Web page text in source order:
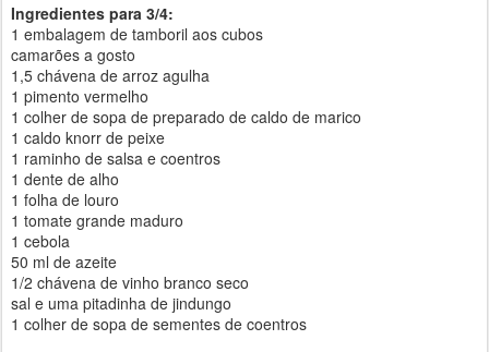
Ingredientes para 3/4:
1 embalagem de tamboril aos cubos
camarões a gosto
1,5 chávena de arroz agulha
1 pimento vermelho
1 colher de sopa de preparado de caldo de marico
1 caldo knorr de peixe
1 raminho de salsa e coentros
1 dente de alho
1 folha de louro
1 tomate grande maduro
1 cebola
50 ml de azeite
1/2 chávena de vinho branco seco
sal e uma pitadinha de jindungo
1 colher de sopa de sementes de coentros